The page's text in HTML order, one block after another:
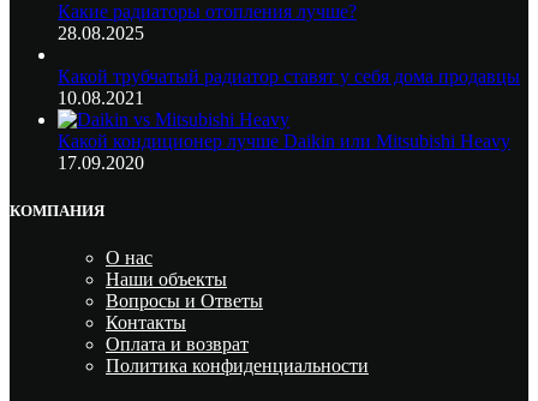
Какие радиаторы отопления лучше?
28.08.2025
Какой трубчатый радиатор ставят у себя дома продавцы
10.08.2021
Какой кондиционер лучше Daikin или Mitsubishi Heavy
17.09.2020
КОМПАНИЯ
О нас
Наши объекты
Вопросы и Ответы
Контакты
Оплата и возврат
Политика конфиденциальности